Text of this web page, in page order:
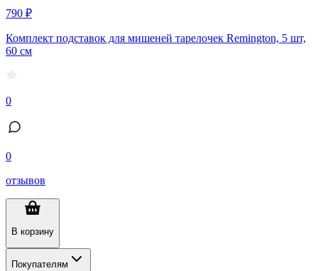
790 ₽
Комплект подставок для мишеней тарелочек Remington, 5 шт,
60 см
0
0
отзывов
В корзину
Покупателям